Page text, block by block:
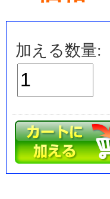
加える数量: